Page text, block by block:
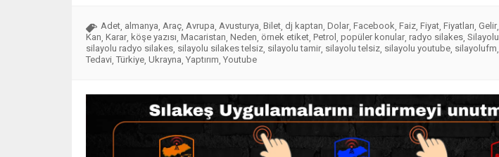
Adet almanya Araç Avrupa Avusturya Bilet dj kaptan Dolar Facebook Faiz Fiyat Fiyatları Gelir
Kan Karar köşe yazısı Macaristan Neden örnek etiket Petrol popüler konular radyo silakes Silayolu
silayolu radyo silakes silayolu silakes telsiz silayolu tamir silayolu telsiz silayolu youtube silayolufm
Tedavi Türkiye Ukrayna Yaptırım Youtube